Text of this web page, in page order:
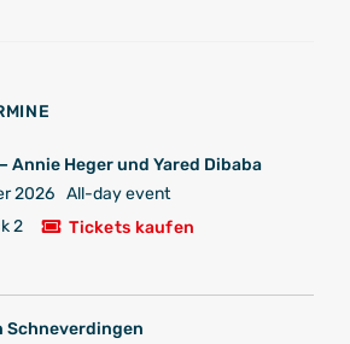
Annie Heger und Yared Dibaba
2026 All-day event
2 Tickets kaufen
Schneverdingen